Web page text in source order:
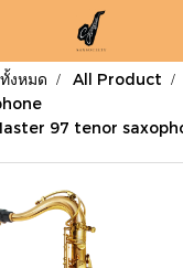
งหมด All Product
97 tenor